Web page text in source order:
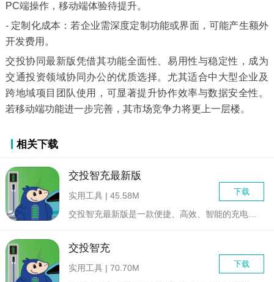
PC端操作，移动端体验待提升。
- 定制化成本：若企业需深度定制功能或界面，可能产生额外
开发费用。
交投协同最新版凭借其功能全面性、易用性与稳定性，成为
交通投资领域协同办公的优质选择。尤其适合中大型企业及
跨地域项目团队使用，可显著提升协作效率与数据安全性。
若移动端功能进一步完善，其市场竞争力将更上一层楼。
相关下载
交投智充最新版
下载
实用工具 | 45.58M
交投智充
下载
实用工具 | 70.70M